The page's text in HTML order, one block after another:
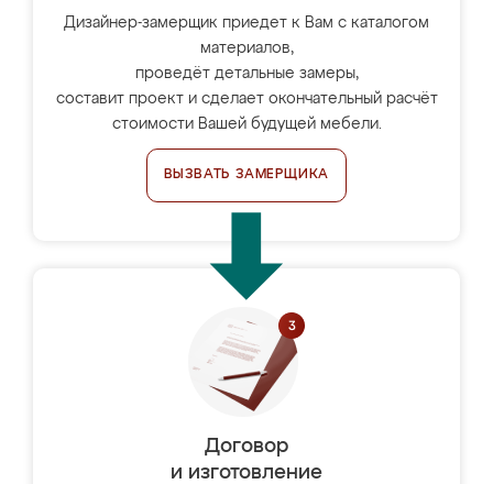
Дизайнер-замерщик приедет к Вам с каталогом
материалов,
проведёт детальные замеры,
составит проект и сделает окончательный расчёт
стоимости Вашей будущей мебели.
ВЫЗВАТЬ ЗАМЕРЩИКА
Договор
и изготовление